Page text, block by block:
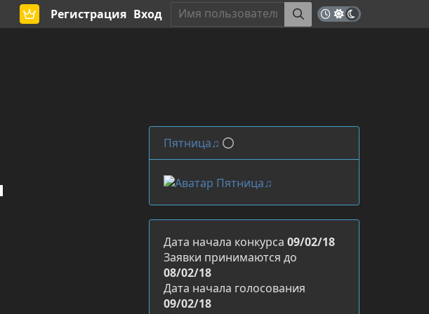
Регистрация Вход
Пятница♫
Дата начала конкурса 09/02/18
Заявки принимаются до
08/02/18
Дата начала голосования
09/02/18